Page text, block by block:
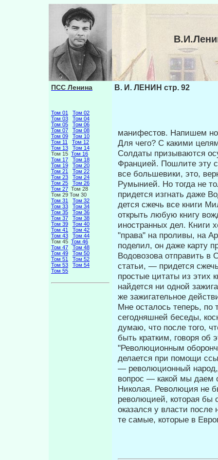
ПСС Ленина
Том 01
Том 02
Том 03
Том 04
Том 05
Том 06
Том 07
Том 08
Том 09
Том 10
Том 11
Том 12
Том 13
Том 14
Том 15 Том 16
Том 17
Том 18
Том 19
Том 20
Том 21
Том 22
Том 23
Том 24
Том 25
Том 26
Том 27 Том 28
Том 29 Том 30
Том 31
Том 32
Том 33
Том 34
Том 35
Том 36
Том 37
Том 38
Том 39
Том 40
Том 41
Том 42
Том 43
Том 44
Том 45 Том 46
Том 47
Том 48
Том 49
Том 50
Том 51
Том 52
Том 53
Том 54
Том 55
В. И. ЛЕНИН стр. 92
манифестов. Напишем
Для чего? С какими
Солдаты призываются
Францией. Пошлите эту
все большевики, это,
Румынией. Но тогда не
придется изгнать даже
дется сжечь все книги
открыть любую книгу
иностранных дел. Книги
"права" на проливы, на
поделил, он даже карту
Водовозова отправить в
статьи, — придется
простые цитаты из этих
найдется ни одной
же зажигательное
Мне осталось теперь, по
сегодняш­ней беседы,
думаю, что после того,
быть кратким, говоря об
"Революционным
де­лается при помощи
— револю­ционный
вопрос — какой мы даем
Николая. Революция не
революцией, которая бы
оказался у власти
те самые, которые в